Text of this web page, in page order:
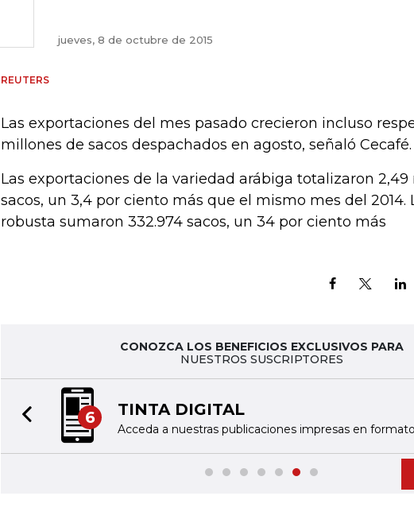
jueves, 8 de octubre de 2015
REUTERS
Las exportaciones del mes pasado crecieron incluso
millones de sacos despachados en agosto, señaló Cecafé.
Las exportaciones de la variedad arábiga totalizaron
sacos, un 3,4 por ciento más que el mismo mes del 2014.
robusta sumaron 332.974 sacos, un 34 por ciento más
CONOZCA LOS BENEFICIOS EXCLUSIVOS PARA
NUESTROS SUSCRIPTORES
6 TINTA DIGITAL
Acceda a nuestras publicaciones impresas en
Previous slide